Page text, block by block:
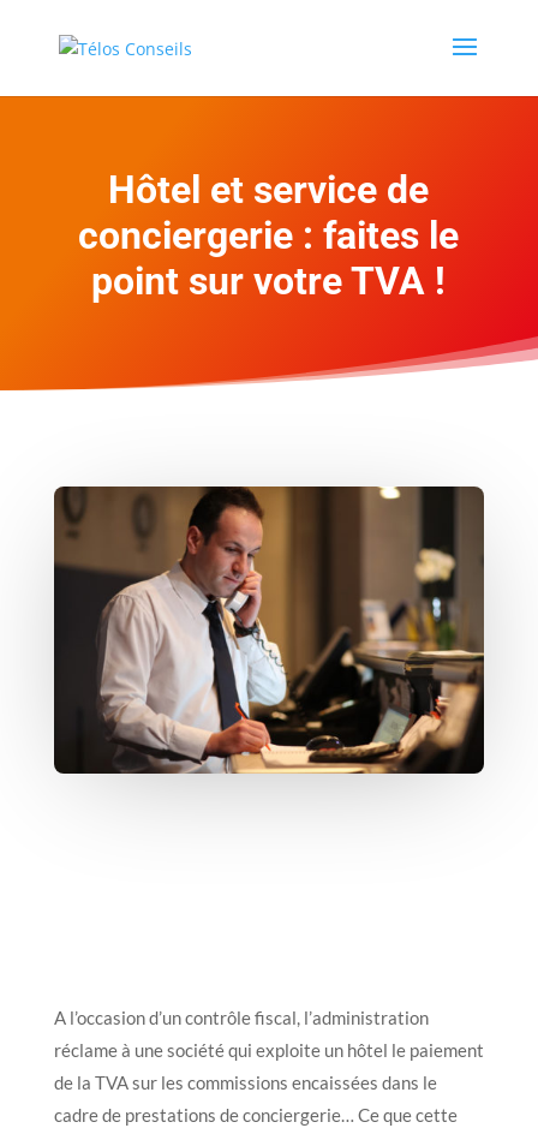
Hôtel et service de
conciergerie : faites le
point sur votre TVA !
A l’occasion d’un contrôle fiscal, l’administration
réclame à une société qui exploite un hôtel le paiement
de la TVA sur les commissions encaissées dans le
cadre de prestations de conciergerie… Ce que cette